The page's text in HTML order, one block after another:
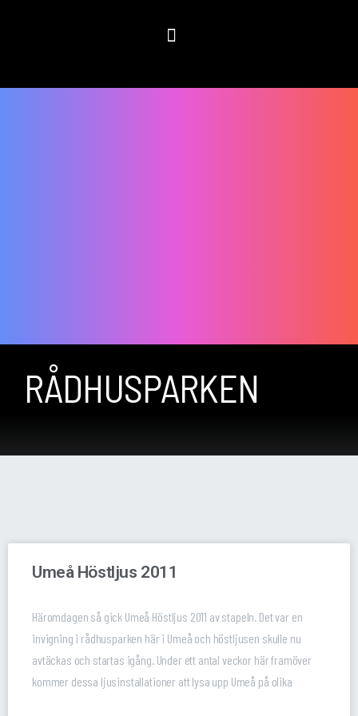
RÅDHUSPARKEN
Umeå Höstljus 2011
Häromdagen så gick Umeå Höstljus 2011 av stapeln. Det var en
invigning i rådhusparken här i Umeå och höstljusen skulle nu
avtäckas och startas igång. Under ett antal veckor här framöver
kommer dessa ljusinstallationer att lysa upp Umeå på olika